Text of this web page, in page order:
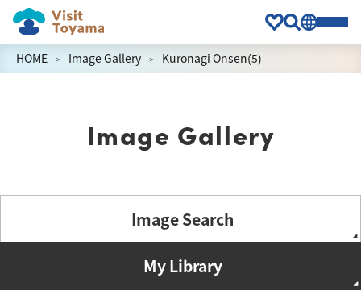
HOME Image Gallery Kuronagi Onsen(5)
Image Gallery
Image Search
My Library